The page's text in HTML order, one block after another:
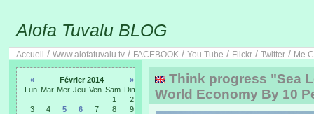
Alofa Tuvalu BLOG
Accueil / Www.alofatuvalu.tv / FACEBOOK / You Tube / Flickr / Twitter / Me
« Février 2014
»
Lun. Mar. Mer. Jeu. Ven. Sam. Dim.
1
2
3
4 5 6 7 8
9
Think progress "Sea
World Economy By 10